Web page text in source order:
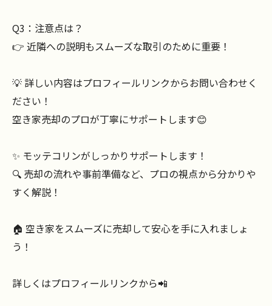
Q3：注意点は？
👉 近隣への説明もスムーズな取引のために重要！
💡 詳しい内容はプロフィールリンクからお問い合わせく
ださい！
空き家売却のプロが丁寧にサポートします😊
✨ モッテコリンがしっかりサポートします！
🔍 売却の流れや事前準備など、プロの視点から分かりや
すく解説！
🏠 空き家をスムーズに売却して安心を手に入れましょ
う！
詳しくはプロフィールリンクから📲